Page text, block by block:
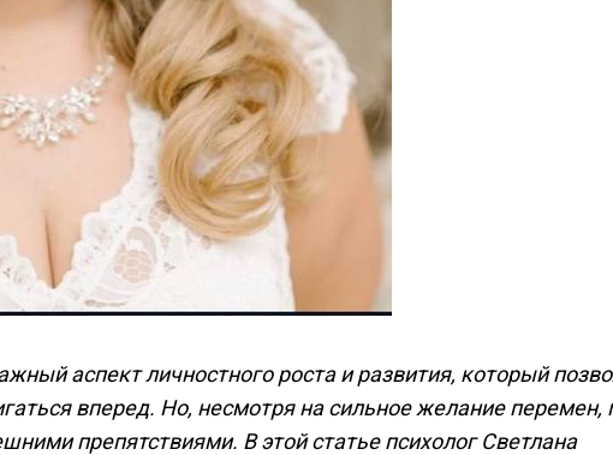
аспект личностного роста и развития, который
вперед. Но, несмотря на сильное желание перемен,
препятствиями. В этой статье психологСветлана